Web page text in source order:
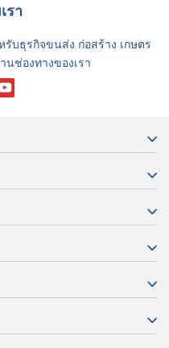
รา
บธุรกิจขนส่ง ก่อสร้าง เกษตร
ช่องทางของเรา